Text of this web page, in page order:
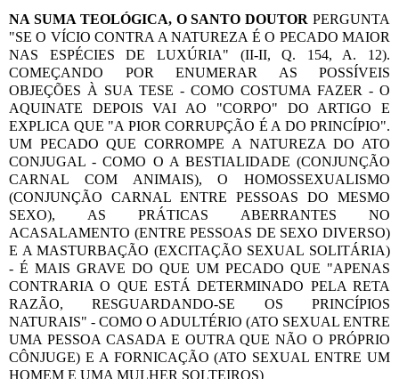
NA SUMA TEOLÓGICA, O SANTO DOUTOR PERGUNTA
"SE O VÍCIO CONTRA A NATUREZA É O PECADO MAIOR
NAS ESPÉCIES DE LUXÚRIA" (II-II, Q. 154, A. 12).
COMEÇANDO POR ENUMERAR AS POSSÍVEIS
OBJEÇÕES À SUA TESE - COMO COSTUMA FAZER - O
AQUINATE DEPOIS VAI AO "CORPO" DO ARTIGO E
EXPLICA QUE "A PIOR CORRUPÇÃO É A DO PRINCÍPIO".
UM PECADO QUE CORROMPE A NATUREZA DO ATO
CONJUGAL - COMO O A BESTIALIDADE (CONJUNÇÃO
CARNAL COM ANIMAIS), O HOMOSSEXUALISMO
(CONJUNÇÃO CARNAL ENTRE PESSOAS DO MESMO
SEXO), AS PRÁTICAS ABERRANTES NO
ACASALAMENTO (ENTRE PESSOAS DE SEXO DIVERSO)
E A MASTURBAÇÃO (EXCITAÇÃO SEXUAL SOLITÁRIA)
- É MAIS GRAVE DO QUE UM PECADO QUE "APENAS
CONTRARIA O QUE ESTÁ DETERMINADO PELA RETA
RAZÃO, RESGUARDANDO-SE OS PRINCÍPIOS
NATURAIS" - COMO O ADULTÉRIO (ATO SEXUAL ENTRE
UMA PESSOA CASADA E OUTRA QUE NÃO O PRÓPRIO
CÔNJUGE) E A FORNICAÇÃO (ATO SEXUAL ENTRE UM
HOMEM E UMA MULHER SOLTEIROS)